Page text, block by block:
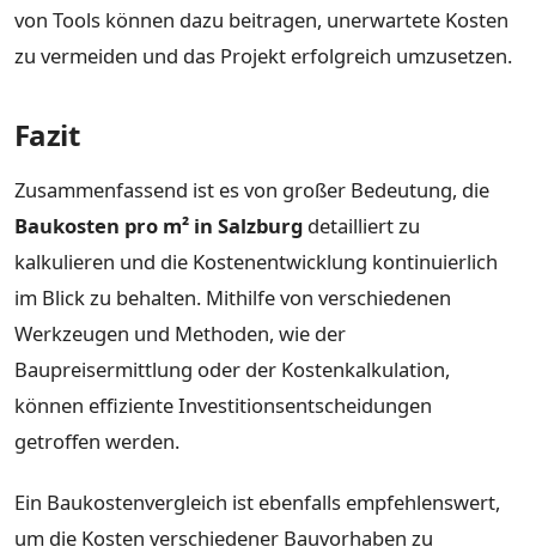
von Tools können dazu beitragen, unerwartete Kosten
zu vermeiden und das Projekt erfolgreich umzusetzen.
Fazit
Zusammenfassend ist es von großer Bedeutung, die
Baukosten pro m² in Salzburg detailliert zu
kalkulieren und die Kostenentwicklung kontinuierlich
im Blick zu behalten. Mithilfe von verschiedenen
Werkzeugen und Methoden, wie der
Baupreisermittlung oder der Kostenkalkulation,
können effiziente Investitionsentscheidungen
getroffen werden.
Ein Baukostenvergleich ist ebenfalls empfehlenswert,
um die Kosten verschiedener Bauvorhaben zu